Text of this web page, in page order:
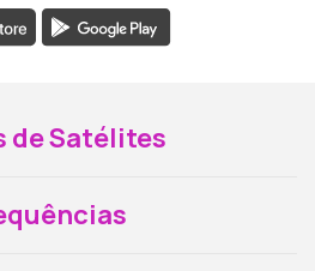
de Satélites